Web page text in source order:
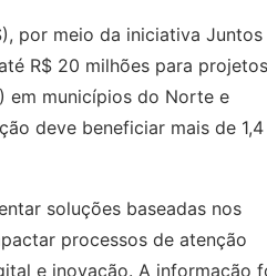
por meio da iniciativa Juntos
R$ 20 milhões para
em municípios do Norte e
deve beneficiar mais de
soluções baseadas nos
processos de atenção
e inovação. A informação